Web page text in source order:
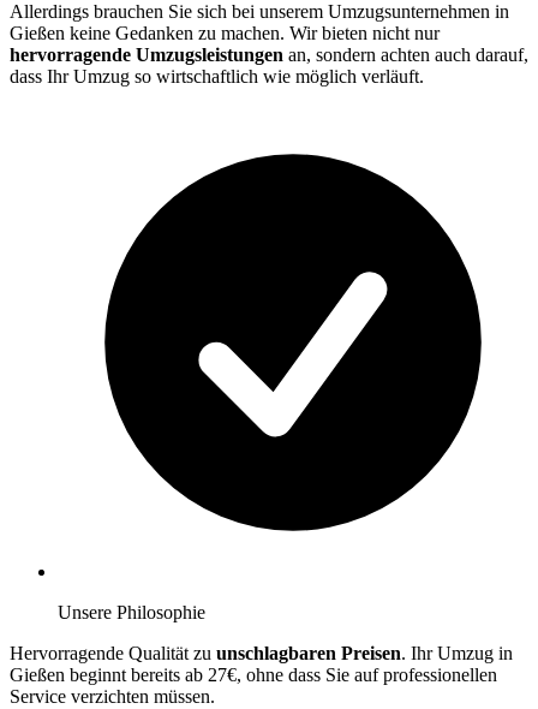
Allerdings brauchen Sie sich bei unserem Umzugsunternehmen in
Gießen keine Gedanken zu machen. Wir bieten nicht nur
hervorragende Umzugsleistungen an, sondern achten auch darauf,
dass Ihr Umzug so wirtschaftlich wie möglich verläuft.
Unsere Philosophie
Hervorragende Qualität zu unschlagbaren Preisen. Ihr Umzug in
Gießen beginnt bereits ab 27€, ohne dass Sie auf professionellen
Service verzichten müssen.